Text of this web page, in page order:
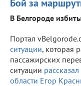
Бой за
В Белгороде
Портал
ситуации, которая
пассажирских
ситуации
области Егор